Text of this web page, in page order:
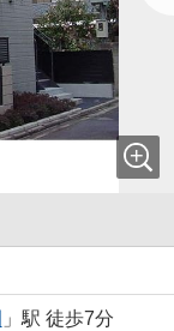
」駅 徒歩7分